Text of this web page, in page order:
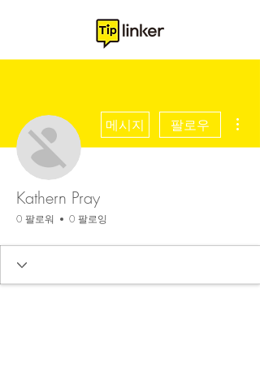
메시지 팔로우
Kathern Pray
0 팔로워 0 팔로잉